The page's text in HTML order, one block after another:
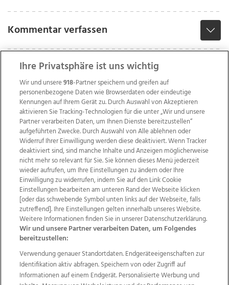
Kommentar verfassen
Wir über uns Mediadaten Kontakt
Jobs
Datenschutz
Impressum
AGB Anzeigekunden
AGB Website
Ehrenkodex Politische Werbung
Weitere Angebote des Medienhauses Wimmer
TV1 di-mog-i.at OÖNow
Ischler Woche
Life Radio
OÖNachrichten OÖN Immobilien
Ihre Privatsphäre ist uns wichtig
Wir und unsere918-Partner speichern und greifen auf
personenbezogene Daten wie Browserdaten oder eindeutige
Kennungen auf Ihrem Gerät zu. Durch Auswahl von Akzeptieren
aktivieren Sie Tracking-Technologien für die unter „Wir und unsere
Partner verarbeiten Daten, um Ihnen Dienste bereitzustellen“
aufgeführten Zwecke. Durch Auswahl von Alle ablehnen oder
Widerruf Ihrer Einwilligung werden diese deaktiviert. Wenn Tracker
deaktiviert sind, sind manche Inhalte und Anzeigen möglicherweise
nicht mehr so relevant für Sie. Sie können dieses Menü jederzeit
wieder aufrufen, um Ihre Einstellungen zu ändern oder Ihre
Einwilligung zu widerrufen, indem Sie auf den Link Cookie
Einstellungen bearbeiten am unteren Rand der Webseite klicken
[oder das schwebende Symbol unten links auf der Webseite, falls
zutreffend]. Ihre Einstellungen gelten innerhalb unseres Website.
Weitere Informationen finden Sie in unserer Datenschutzerklärung.
Wir und unsere Partner verarbeiten Daten, um Folgendes
bereitzustellen:
Verwendung genauer Standortdaten. Endgeräteeigenschaften zur
Identifikation aktiv abfragen. Speichern von oder Zugriff auf
Informationen auf einem Endgerät. Personalisierte Werbung und